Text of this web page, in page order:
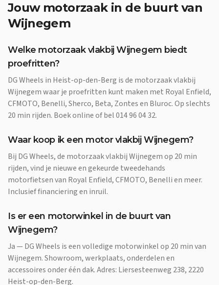
Jouw motorzaakin de buurt van
Wijnegem
Welke motorzaak vlakbij Wijnegem biedt
proefritten?
DG Wheels in Heist-op-den-Berg is de motorzaak vlakbij
Wijnegem waar je proefritten kunt maken met Royal Enfield,
CFMOTO, Benelli, Sherco, Beta, Zontes en Bluroc. Op slechts
20 min rijden. Boek online of bel 014 96 04 32.
Waar koop ik een motor vlakbij Wijnegem?
Bij DG Wheels, de motorzaak vlakbij Wijnegem op 20 min
rijden, vind je nieuwe en gekeurde tweedehands
motorfietsen van Royal Enfield, CFMOTO, Benelli en meer.
Inclusief financiering en inruil.
Is er een motorwinkel in de buurt van
Wijnegem?
Ja — DG Wheels is een volledige motorwinkel op 20 min van
Wijnegem. Showroom, werkplaats, onderdelen en
accessoires onder één dak. Adres: Liersesteenweg 238, 2220
Heist-op-den-Berg.